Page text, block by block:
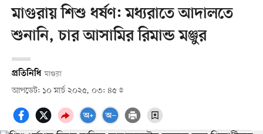
মাগুরায় শিশু ধর্ষণ: মধ্যরাতে আদালতে
শুনানি, চার আসামির রিমান্ড মঞ্জুর
প্রতিনিধি মাগুরা
আপডেট: ১০ মার্চ ২০২৫, ০৩: ৪৫